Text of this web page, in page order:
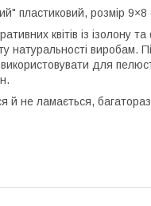
пластиковий, розмір 9×8
квітів із ізолону
натуральності виробам.
для
й не ламається,